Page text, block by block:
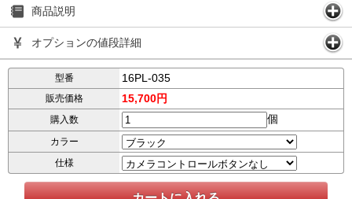
商品説明
オプションの値段詳細
型番 16PL-035
販売価格 15,700円
購入数 個
カラー
仕様